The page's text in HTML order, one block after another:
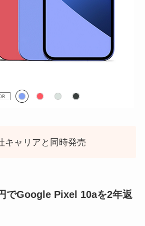
キャリアと同時発売
でGoogle Pixel 10aを2年返